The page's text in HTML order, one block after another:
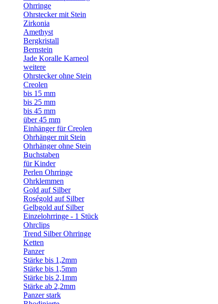
Ohrringe
Ohrstecker mit Stein
Zirkonia
Amethyst
Bergkristall
Bernstein
Jade Koralle Karneol
weitere
Ohrstecker ohne Stein
Creolen
bis 15 mm
bis 25 mm
bis 45 mm
über 45 mm
Einhänger für Creolen
Ohrhänger mit Stein
Ohrhänger ohne Stein
Buchstaben
für Kinder
Perlen Ohrringe
Ohrklemmen
Gold auf Silber
Roségold auf Silber
Gelbgold auf Silber
Einzelohrringe - 1 Stück
Ohrclips
Trend Silber Ohrringe
Ketten
Panzer
Stärke bis 1,2mm
Stärke bis 1,5mm
Stärke bis 2,1mm
Stärke ab 2,2mm
Panzer stark